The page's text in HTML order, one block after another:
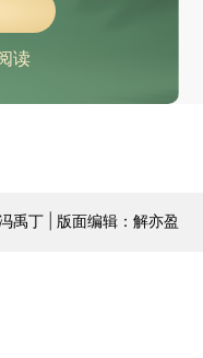
读
禹丁 | 版面编辑：解亦盈